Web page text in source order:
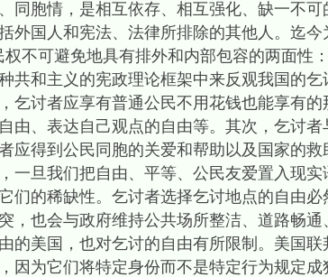
同胞情，是相互依存、相互强化、缺一不
外国人和宪法、法律所排除的其他人。迄
权不可避免地具有排外和内部包容的两面性
和主义的宪政理论框架中来反观我国的乞
乞讨者应享有普通公民不用花钱也能享有
由、表达自己观点的自由等。其次，乞讨
应得到公民同胞的关爱和帮助以及国家的救
旦我们把自由、平等、公民友爱置入现实
们的稀缺性。乞讨者选择乞讨地点的自由
，也会与政府维持公共场所整洁、道路畅
的美国，也对乞讨的自由有所限制。美国
因为它们将特定身份而不是特定行为规定成